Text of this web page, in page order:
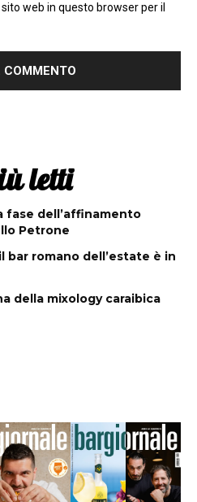
web in questo browser per il
letti
fase dell’affinamento
Petrone
bar romano dell’estate è in
della mixology caraibica